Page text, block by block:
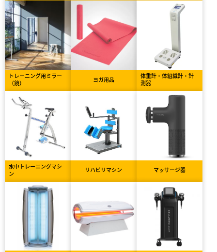
トレーニング用ミラー
（鏡）
ヨガ用品
体重計・体組織計・計
測器
水中トレーニングマシ
ン
リハビリマシン マッサージ器